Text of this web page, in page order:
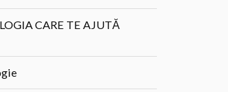
CARE TE AJUTĂ